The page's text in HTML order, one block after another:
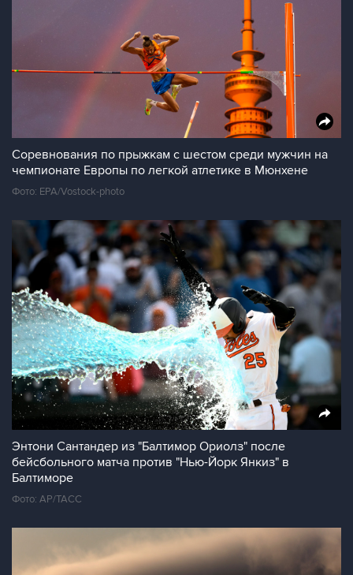
Соревнования по прыжкам с шестом среди мужчин на
чемпионате Европы по легкой атлетике в Мюнхене
Фото: EPA/Vostock-photo
Энтони Сантандер из "Балтимор Ориолз" после
бейсбольного матча против "Нью-Йорк Янкиз" в
Балтиморе
Фото: АР/ТАСС